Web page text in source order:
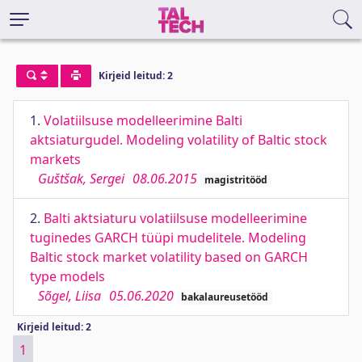
Kirjeid leitud: 2
1. Volatiilsuse modelleerimine Balti
aktsiaturgudel. Modeling volatility of Baltic stock
markets
Guštšak, Sergei 08.06.2015 magistritööd
2. Balti aktsiaturu volatiilsuse modelleerimine
tuginedes GARCH tüüpi mudelitele. Modeling
Baltic stock market volatility based on GARCH
type models
Sõgel, Liisa 05.06.2020 bakalaureusetööd
Kirjeid leitud: 2
1